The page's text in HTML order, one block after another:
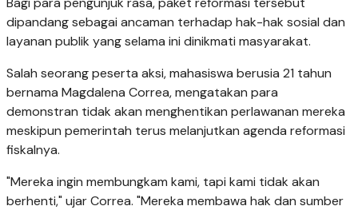
dipandang sebagai ancaman terhadap hak-hak sosial dan
layanan publik yang selama ini dinikmati masyarakat.
Salah seorang peserta aksi, mahasiswa berusia 21 tahun
bernama Magdalena Correa, mengatakan para
demonstran tidak akan menghentikan perlawanan mereka
meskipun pemerintah terus melanjutkan agenda reformasi
fiskalnya.
"Mereka ingin membungkam kami, tapi kami tidak akan
berhenti," ujar Correa. "Mereka membawa hak dan sumber